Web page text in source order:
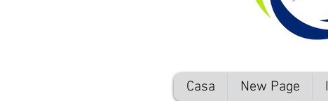
Casa New Page